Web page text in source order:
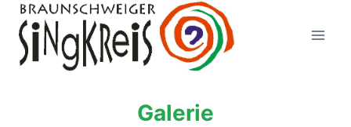
Zum
Inhalt
springen
Galerie